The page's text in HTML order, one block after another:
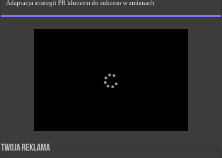
Adaptacja strategii PR kluczem do sukcesu w zmianach
Twoja reklama